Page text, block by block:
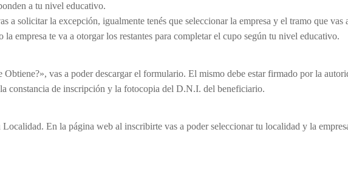
a tu nivel educativo.
solicitar la excepción, igualmente tenés que seleccionar la empresa y el tramo que vas
empresa te va a otorgar los restantes para completar el cupo según tu nivel educativo.
vas a poder descargar el formulario. El mismo debe estar firmado por la
constancia de inscripción y la fotocopia del D.N.I. del beneficiario.
En la página web al inscribirte vas a poder seleccionar tu localidad y la